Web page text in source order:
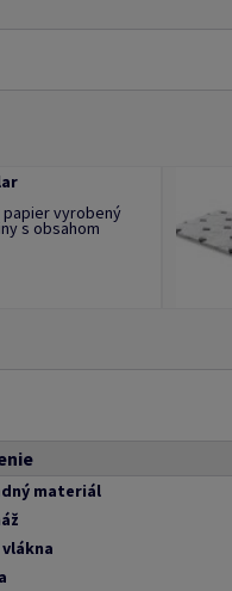
papier vyrobený
s obsahom
materiál